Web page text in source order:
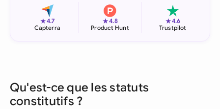
★4.7
Capterra
★4.8
Product Hunt
★4.6
Trustpilot
Qu'est-ce que les statuts
constitutifs ?